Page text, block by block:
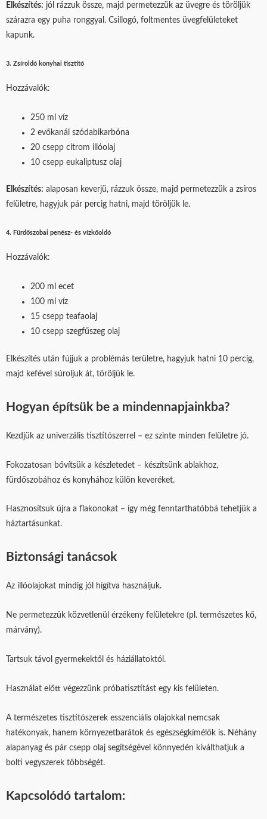
Elkészítés: jól rázzuk össze, majd permetezzük az üvegre és töröljük
szárazra egy puha ronggyal. Csillogó, foltmentes üvegfelületeket
kapunk.
3. Zsíroldó konyhai tisztító
Hozzávalók:
250 ml víz
2 evőkanál szódabikarbóna
20 csepp citrom illóolaj
10 csepp eukaliptusz olaj
Elkészítés: alaposan keverjü, rázzuk össze, majd permetezzük a zsíros
felületre, hagyjuk pár percig hatni, majd töröljük le.
4. Fürdőszobai penész- és vízkőoldó
Hozzávalók:
200 ml ecet
100 ml víz
15 csepp teafaolaj
10 csepp szegfűszeg olaj
Elkészítés után fújjuk a problémás területre, hagyjuk hatni 10 percig,
majd kefével súroljuk át, töröljük le.
Hogyan építsük be a mindennapjainkba?
Kezdjük az univerzális tisztítószerrel – ez szinte minden felületre jó.
Fokozatosan bővítsük a készletedet – készítsünk ablakhoz,
fürdőszobához és konyhához külön keveréket.
Hasznosítsuk újra a flakonokat – így még fenntarthatóbbá tehetjük a
háztartásunkat.
Biztonsági tanácsok
Az illóolajokat mindig jól hígítva használjuk.
Ne permetezzük közvetlenül érzékeny felületekre (pl. természetes kő,
márvány).
Tartsuk távol gyermekektől és háziállatoktól.
Használat előtt végezzünk próbatisztítást egy kis felületen.
A természetes tisztítószerek esszenciális olajokkal nemcsak
hatékonyak, hanem környezetbarátok és egészségkímélők is. Néhány
alapanyag és pár csepp olaj segítségével könnyedén kiválthatjuk a
bolti vegyszerek többségét.
Kapcsolódó tartalom: